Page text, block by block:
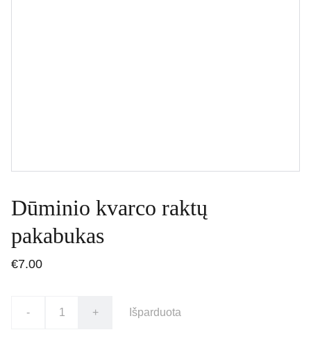
Dūminio kvarco raktų
pakabukas
€7.00
- + Išparduota